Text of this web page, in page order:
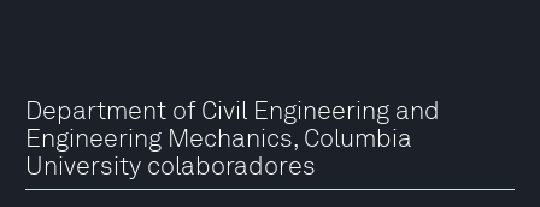
Department of Civil Engineering and
Engineering Mechanics, Columbia
University colaboradores